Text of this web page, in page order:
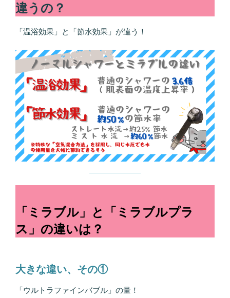
違うの？
「温浴効果」と「節水効果」が違う！
「ミラブル」と「ミラブルプラ
ス」の違いは？
大きな違い、その①
「ウルトラファインバブル」の量！